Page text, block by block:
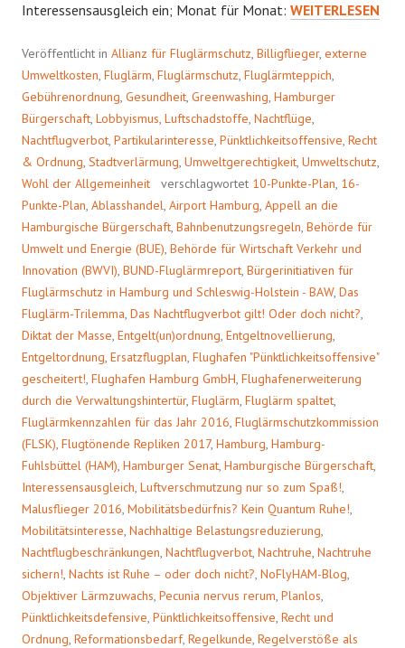
Interessensausgleich ein; Monat für Monat: FLUGTÖNENDE
2017
WEITERLESEN
Veröffentlicht in Allianz für Fluglärmschutz, Billigflieger, externe
Umweltkosten, Fluglärm, Fluglärmschutz, Fluglärmteppich,
Gebührenordnung, Gesundheit, Greenwashing, Hamburger
Bürgerschaft, Lobbyismus, Luftschadstoffe, Nachtflüge,
Nachtflugverbot, Partikularinteresse, Pünktlichkeitsoffensive, Recht
& Ordnung, Stadtverlärmung, Umweltgerechtigkeit, Umweltschutz,
Wohl der Allgemeinheit
verschlagwortet 10-Punkte-Plan, 16-
Punkte-Plan, Ablasshandel, Airport Hamburg, Appell an die
Hamburgische Bürgerschaft, Bahnbenutzungsregeln, Behörde für
Umwelt und Energie (BUE), Behörde für Wirtschaft Verkehr und
Innovation (BWVI), BUND-Fluglärmreport, Bürgerinitiativen für
Fluglärmschutz in Hamburg und Schleswig-Holstein - BAW, Das
Fluglärm-Trilemma, Das Nachtflugverbot gilt! Oder doch nicht?,
Diktat der Masse, Entgelt(un)ordnung, Entgeltnovellierung,
Entgeltordnung, Ersatzflugplan, Flughafen "Pünktlichkeitsoffensive"
gescheitert!, Flughafen Hamburg GmbH, Flughafenerweiterung
durch die Verwaltungshintertür, Fluglärm, Fluglärm spaltet,
Fluglärmkennzahlen für das Jahr 2016, Fluglärmschutzkommission
(FLSK), Flugtönende Repliken 2017, Hamburg, Hamburg-
Fuhlsbüttel (HAM), Hamburger Senat, Hamburgische Bürgerschaft,
Interessensausgleich, Luftverschmutzung nur so zum Spaß!,
Malusflieger 2016, Mobilitätsbedürfnis? Kein Quantum Ruhe!,
Mobilitätsinteresse, Nachhaltige Belastungsreduzierung,
Nachtflugbeschränkungen, Nachtflugverbot, Nachtruhe, Nachtruhe
sichern!, Nachts ist Ruhe – oder doch nicht?, NoFlyHAM-Blog,
Objektiver Lärmzuwachs, Pecunia nervus rerum, Planlos,
Pünktlichkeitsdefensive, Pünktlichkeitsoffensive, Recht und
Ordnung, Reformationsbedarf, Regelkunde, Regelverstöße als